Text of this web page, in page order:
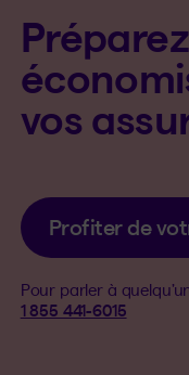
vos
Profiter de
Pour parler à
1 855 441-6015